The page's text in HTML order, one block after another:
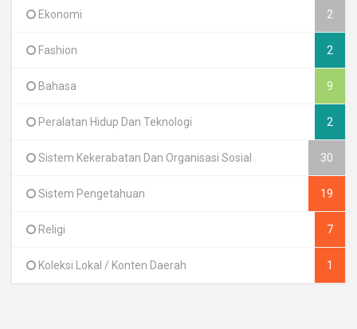
Ekonomi 2
Fashion 2
Bahasa 9
Peralatan Hidup Dan Teknologi 2
Sistem Kekerabatan Dan Organisasi Sosial 30
Sistem Pengetahuan 19
Religi 7
Koleksi Lokal / Konten Daerah 1